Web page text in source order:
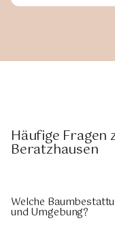
Häufige
Beratzhausen
Welche
und Umgebung?